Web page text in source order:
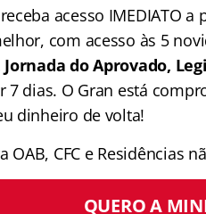
acesso IMEDIATO
com acesso às 5
Jornada do Aprovado,
7 dias. O Gran está
dinheiro de volta!
OAB, CFC e Residências
QUERO A